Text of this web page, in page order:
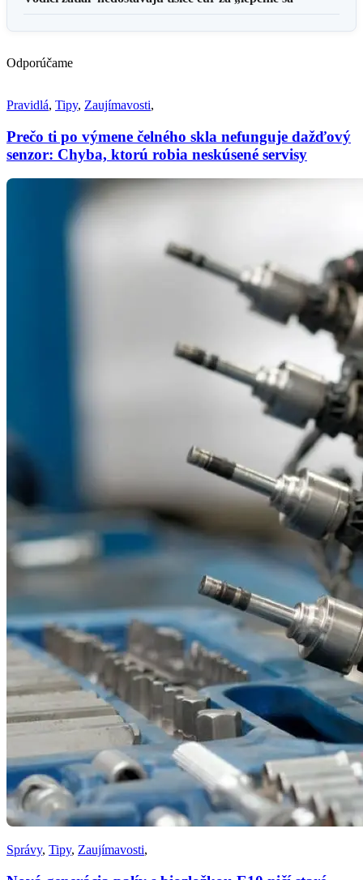
Odporúčame
Pravidlá, Tipy, Zaujímavosti,
Prečo ti po výmene čelného skla nefunguje dažďový
senzor: Chyba, ktorú robia neskúsené servisy
Správy, Tipy, Zaujímavosti,